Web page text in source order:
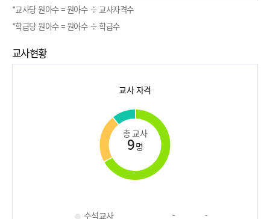
*교사당 원아수 = 원아수 ÷ 교사자격수
*학급당 원아수 = 원아수 ÷ 학급수
교사현황
교사 자격
총 교사
9명
수석교사 -
-